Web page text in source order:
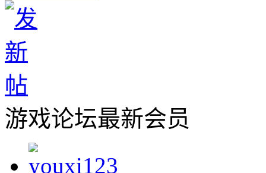
游戏论坛最新会员